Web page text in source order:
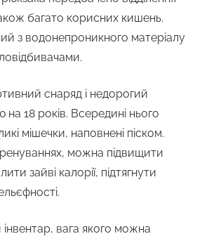
багато корисних кишень.
з водонепроникного матеріалу
снаряд і недорогий
18 років. Всередині нього
мішечки, наповнені піском.
можна підвищити
зайві калорії, підтягнути
вага якого можна